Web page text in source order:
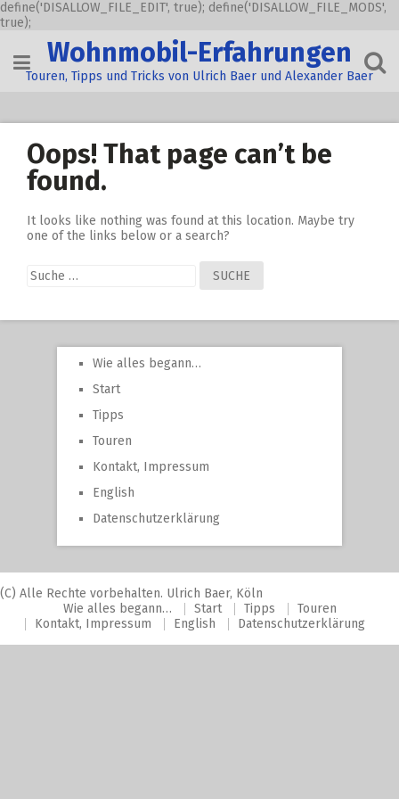
define('DISALLOW_FILE_EDIT', true); define('DISALLOW_FILE_MODS',
true);
content
Wohnmobil-Erfahrungen
Touren, Tipps und Tricks von Ulrich Baer und Alexander Baer
Oops! That page can’t be
found.
It looks like nothing was found at this location. Maybe try
one of the links below or a search?
Suche
nach:
Wie alles begann…
Start
Tipps
Touren
Kontakt, Impressum
English
Datenschutzerklärung
(C) Alle Rechte vorbehalten. Ulrich Baer, Köln
Wie alles begann…
Start Tipps
Touren
Kontakt, Impressum
English Datenschutzerklärung